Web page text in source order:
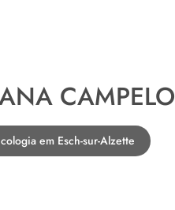
CAMPELO
em Esch-sur-Alzette